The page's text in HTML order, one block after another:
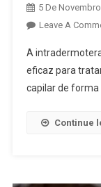
5 De
Leave A
A
eficaz para
capilar de forma
Continue